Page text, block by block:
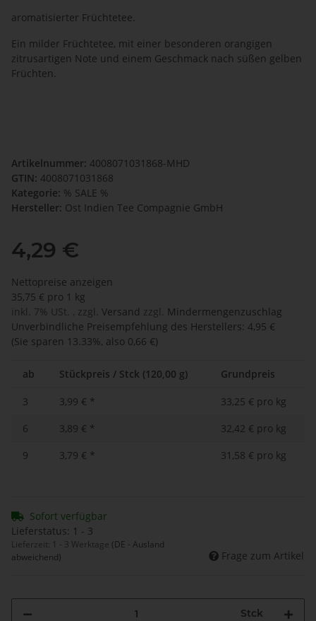
aromatisierter Früchtetee.
Ein milder Früchtetee, mit einer besonderen orangigen
zitrusartigen Note und einem Geschmack nach süßen gelben
Früchten.
Artikelnummer: 4008071031868-MHD
GTIN: 4008071031868
Kategorie: % SALE %
Hersteller: Ost Indien Tee Compagnie GmbH
4,29 €
Nettopreise anzeigen
35,75 € pro 1 kg
inkl. 7% USt. , zzgl. Versand zzgl.
Mindermengenzuschlag
Unverbindliche Preisempfehlung des Herstellers: 4,95 €
(Sie sparen 13.33%, also 0,66 €)
ab Stückpreis / Stck (120,00 g) Grundpreis
3 3,99 € *
33,25 € pro kg
6
3,89 € *
32,42 € pro kg
9
3,79 € * 31,58 € pro kg
Sofort verfügbar
Lieferstatus: 1 - 3
Lieferzeit: 1 - 3 Werktage (DE - Ausland
abweichend)
Frage zum Artikel
Stck